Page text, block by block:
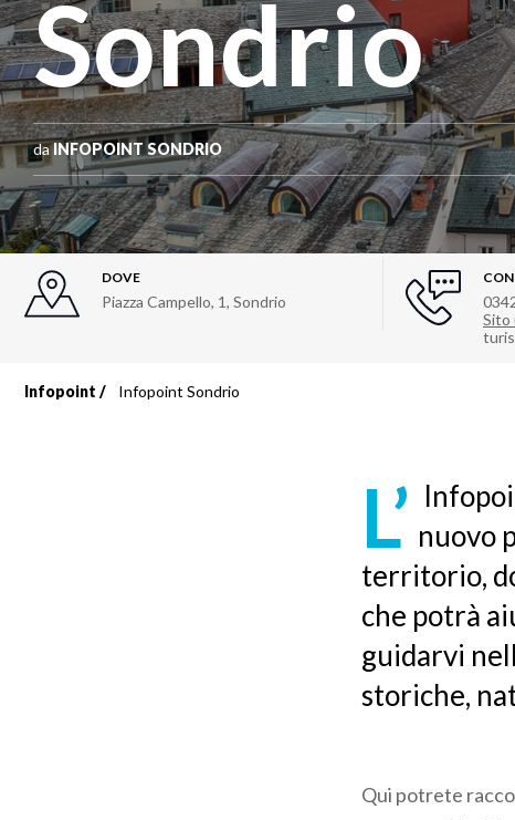
Sondrio
daINFOPOINT SONDRIO
DOVE
Piazza Campello, 1, Sondrio
Sito
Briciole
Infopoint Infopoint Sondrio
L’ nuovo
territorio,
che potrà
guidarvi
storiche,
Qui potrete